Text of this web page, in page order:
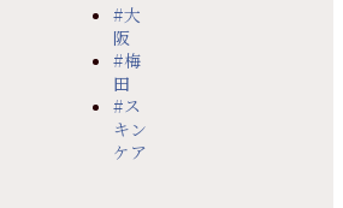
#大
阪
#梅
田
#ス
キン
ケア